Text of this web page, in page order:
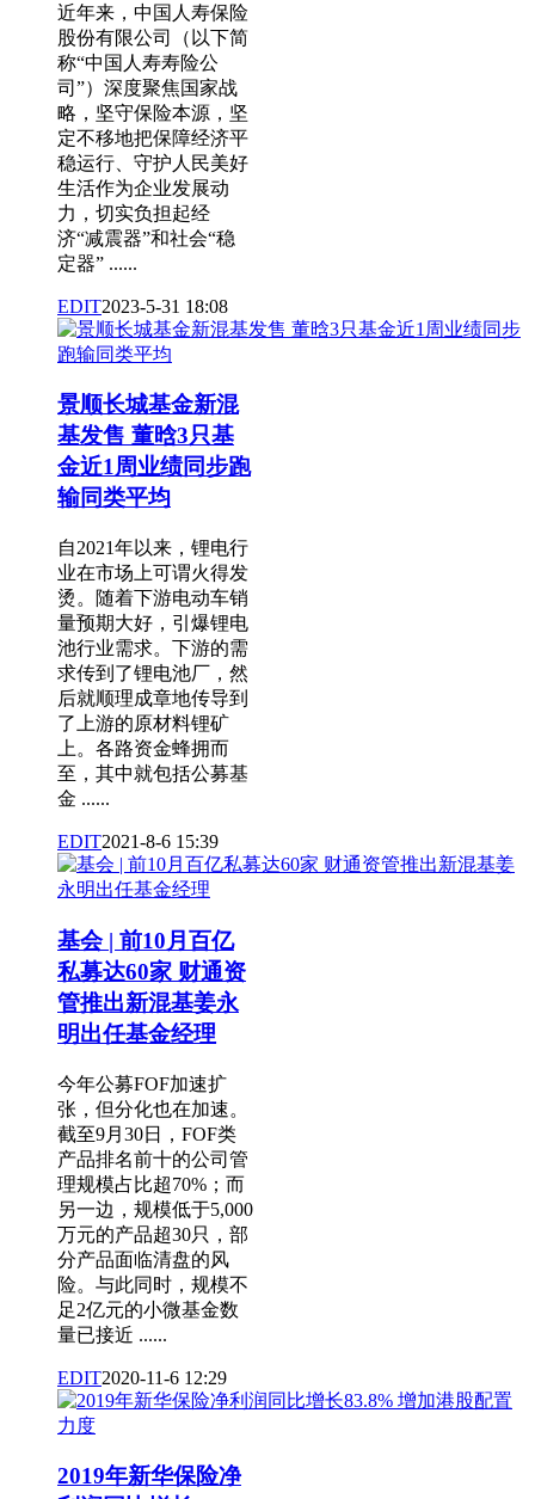
近年来，中国人寿保险
股份有限公司（以下简
称“中国人寿寿险公
司”）深度聚焦国家战
略，坚守保险本源，坚
定不移地把保障经济平
稳运行、守护人民美好
生活作为企业发展动
力，切实负担起经
济“减震器”和社会“稳
定器” ......
EDIT2023-5-31 18:08
景顺长城基金新混
基发售 董晗3只基
金近1周业绩同步跑
输同类平均
自2021年以来，锂电行
业在市场上可谓火得发
烫。随着下游电动车销
量预期大好，引爆锂电
池行业需求。下游的需
求传到了锂电池厂，然
后就顺理成章地传导到
了上游的原材料锂矿
上。各路资金蜂拥而
至，其中就包括公募基
金 ......
EDIT2021-8-6 15:39
基会 | 前10月百亿
私募达60家 财通资
管推出新混基姜永
明出任基金经理
今年公募FOF加速扩
张，但分化也在加速。
截至9月30日，FOF类
产品排名前十的公司管
理规模占比超70%；而
另一边，规模低于5,000
万元的产品超30只，部
分产品面临清盘的风
险。与此同时，规模不
足2亿元的小微基金数
量已接近 ......
EDIT2020-11-6 12:29
2019年新华保险净